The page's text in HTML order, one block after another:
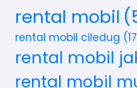
rental mobil
rental mobil ciledug
rental mobil
rental mobil